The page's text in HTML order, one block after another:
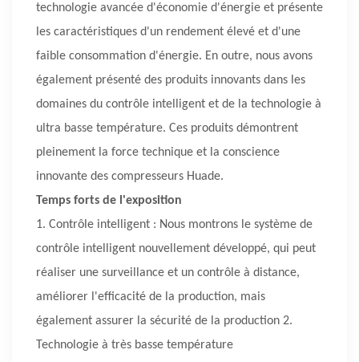
technologie avancée d'économie d'énergie et présente
les caractéristiques d'un rendement élevé et d'une
faible consommation d'énergie. En outre, nous avons
également présenté des produits innovants dans les
domaines du contrôle intelligent et de la technologie à
ultra basse température. Ces produits démontrent
pleinement la force technique et la conscience
innovante des compresseurs Huade.
Temps forts de l'exposition
1. Contrôle intelligent : Nous montrons le système de
contrôle intelligent nouvellement développé, qui peut
réaliser une surveillance et un contrôle à distance,
améliorer l'efficacité de la production, mais
également assurer la sécurité de la production 2.
Technologie à très basse température